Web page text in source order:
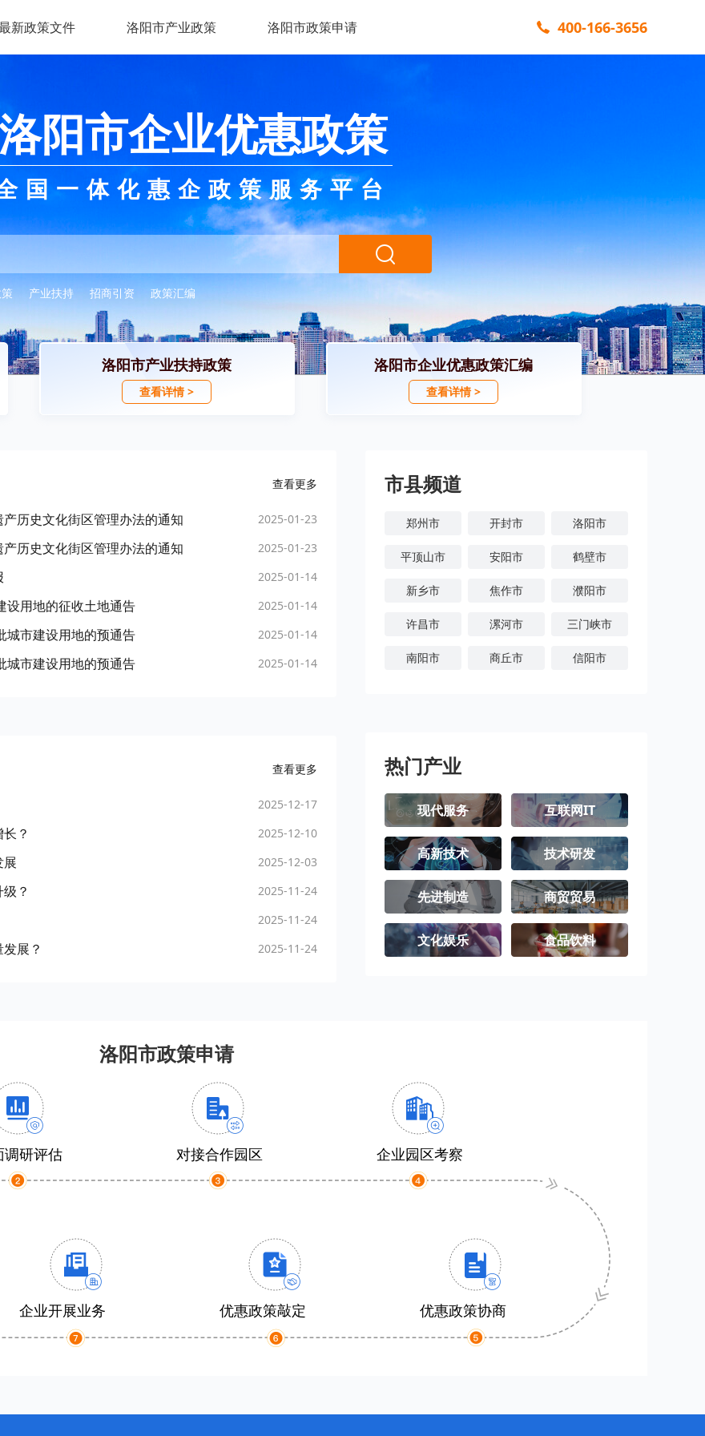
新政策文件 洛阳市产业政策 洛阳市政策申请 400-166-3656
阳市企业优惠政策
国一体化惠企政策服务平台
产业扶持 招商引资 政策汇编
洛阳市产业扶持政策
查看详情 >
洛阳市企业优惠政策汇编
查看详情 >
查看更多
历史文化街区管理办法的通知 2025-01-23
历史文化街区管理办法的通知 2025-01-23
2025-01-14
设用地的征收土地通告 2025-01-14
城市建设用地的预通告 2025-01-14
城市建设用地的预通告 2025-01-14
查看更多
2025-12-17
？ 2025-12-10
展 2025-12-03
？ 2025-11-24
2025-11-24
展？ 2025-11-24
市县频道
郑州市 开封市 洛阳市
平顶山市 安阳市 鹤壁市
新乡市 焦作市 濮阳市
许昌市 漯河市 三门峡市
南阳市 商丘市 信阳市
热门产业
现代服务 互联网IT
高新技术 技术研发
先进制造 商贸贸易
文化娱乐 食品饮料
洛阳市政策申请
调研评估 对接合作园区 企业园区考察
企业开展业务 优惠政策敲定 优惠政策协商